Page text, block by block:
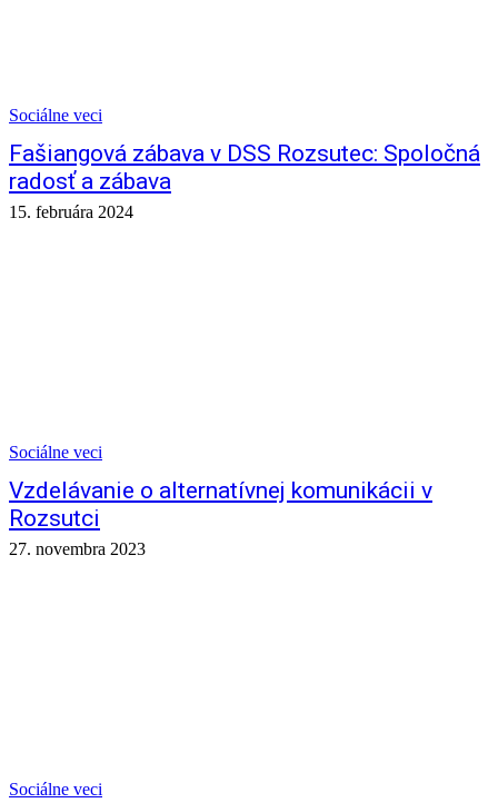
Sociálne veci
Fašiangová zábava v DSS Rozsutec: Spoločná
radosť a zábava
15. februára 2024
Sociálne veci
Vzdelávanie o alternatívnej komunikácii v
Rozsutci
27. novembra 2023
Sociálne veci